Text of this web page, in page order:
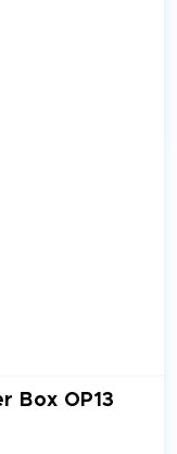
Box OP13